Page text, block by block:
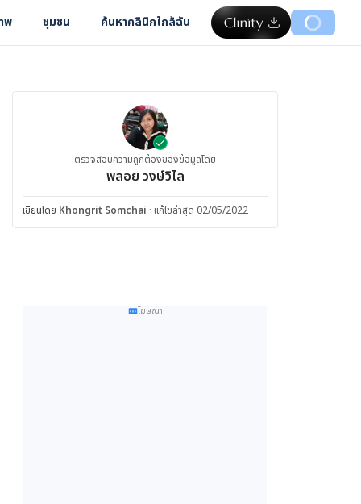
พ ชุมชน ค้นหาคลินิกใกล้ฉัน
ตรวจสอบความถูกต้องของข้อมูลโดย
พลอย วงษ์วิไล
เขียนโดย Khongrit Somchai · แก้ไขล่าสุด 02/05/2022
โฆษณา